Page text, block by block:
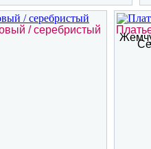
/ серебристый